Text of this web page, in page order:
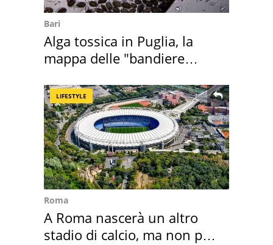
Bari
Alga tossica in Puglia, la
mappa delle "bandiere
LIFESTYLE
Roma
A Roma nascerà un altro
stadio di calcio, ma non per